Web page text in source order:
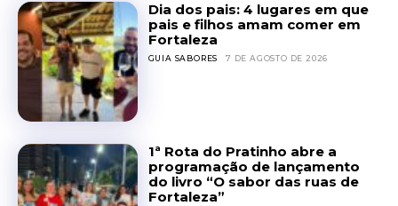
Dia dos pais: 4 lugares em que
pais e filhos amam comer em
Fortaleza
GUIA SABORES 7 DE AGOSTO DE 2026
1ª Rota do Pratinho abre a
programação de lançamento
do livro “O sabor das ruas de
Fortaleza”